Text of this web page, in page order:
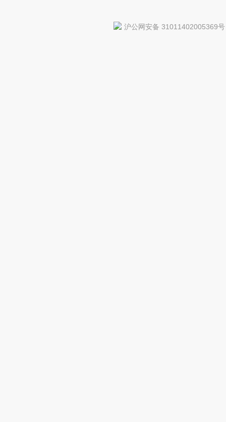
沪公网安备 31011402005369号